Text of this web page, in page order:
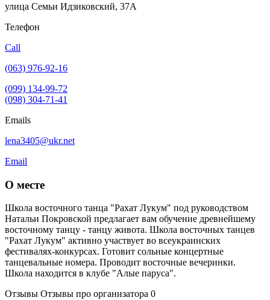
улица Семьи Идзиковский, 37А
Телефон
Call
(063) 976-92-16
(099) 134-99-72
(098) 304-71-41
Emails
lena3405@ukr.net
Email
О месте
Школа восточного танца "Рахат Лукум" под руководством
Натальи Покровской предлагает вам обучение древнейшему
восточному танцу - танцу живота. Школа восточных танцев
"Рахат Лукум" активно участвует во всеукраинских
фестивалях-конкурсах. Готовит сольные концертные
танцевальные номера. Проводит восточные вечеринки.
Школа находится в клубе "Алые паруса".
Отзывы Отзывы про организатора 0